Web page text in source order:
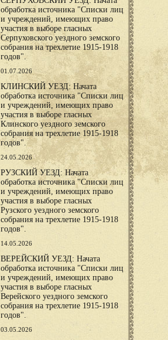
обработка источника "Списки лиц
и учреждений, имеющих право
участия в выборе гласных
Серпуховского уездного земского
собрания на трехлетие 1915-1918
годов".
01.07.2026
КЛИНСКИЙ УЕЗД: Начата
обработка источника "Списки лиц
и учреждений, имеющих право
участия в выборе гласных
Клинского уездного земского
собрания на трехлетие 1915-1918
годов".
24.05.2026
РУЗСКИЙ УЕЗД: Начата
обработка источника "Списки лиц
и учреждений, имеющих право
участия в выборе гласных
Рузского уездного земского
собрания на трехлетие 1915-1918
годов".
14.05.2026
ВЕРЕЙСКИЙ УЕЗД: Начата
обработка источника "Списки лиц
и учреждений, имеющих право
участия в выборе гласных
Верейского уездного земского
собрания на трехлетие 1915-1918
годов".
03.05.2026